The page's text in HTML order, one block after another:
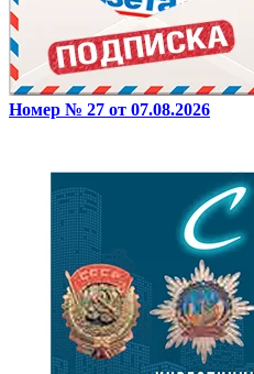
Номер № 27 от 07.08.2026